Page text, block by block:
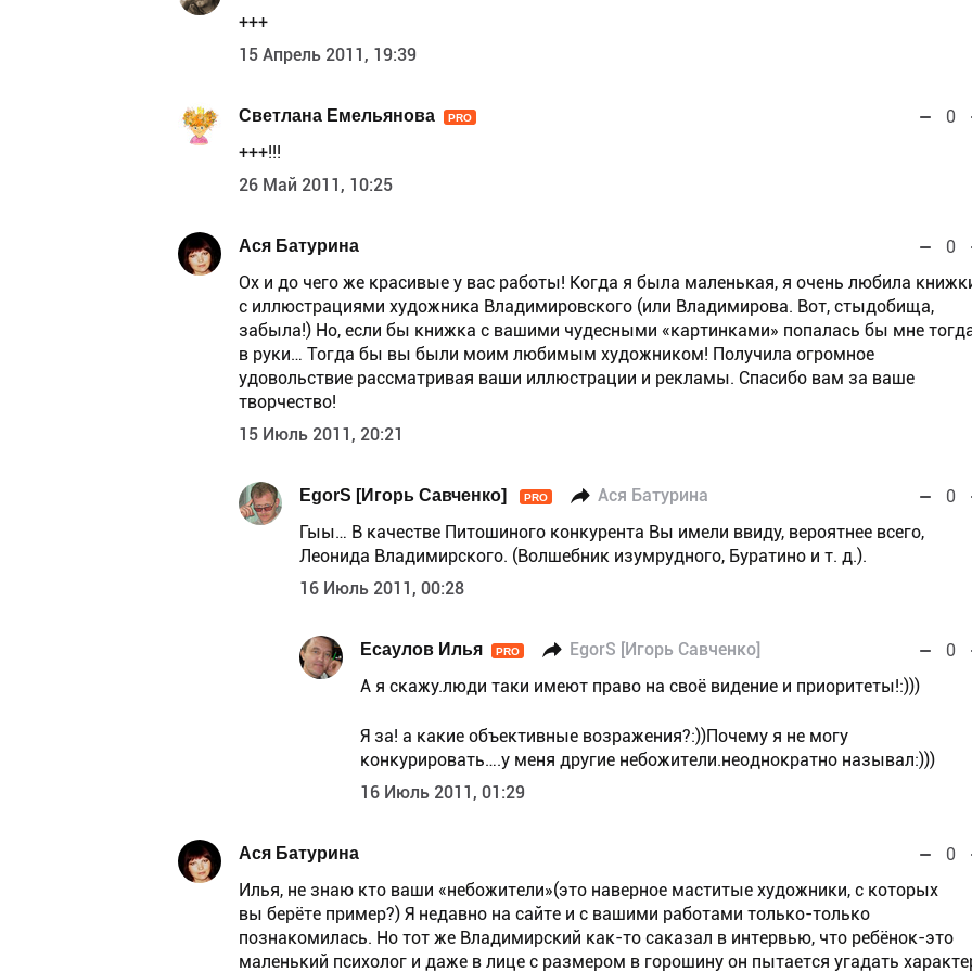
+++
15 Апрель 2011, 19:39
Светлана Емельянова PRO
0
+++!!!
26 Май 2011, 10:25
Ася Батурина
0
Ох и до чего же красивые у вас работы! Когда я была маленькая, я очень любила
с иллюстрациями художника Владимировского (или Владимирова. Вот, стыдобища,
забыла!) Но, если бы книжка с вашими чудесными «картинками» попалась бы мне
в руки… Тогда бы вы были моим любимым художником! Получила огромное
удовольствие рассматривая ваши иллюстрации и рекламы. Спасибо вам за ваше
творчество!
15 Июль 2011, 20:21
EgorS [Игорь Савченко] PRO Ася Батурина
0
Гыы… В качестве Питошиного конкурента Вы имели ввиду, вероятнее всего,
Леонида Владимирского. (Волшебник изумрудного, Буратино и т. д.).
16 Июль 2011, 00:28
Есаулов Илья PRO EgorS [Игорь Савченко]
0
А я скажу.люди таки имеют право на своё видение и приоритеты!:)))
Я за! а какие объективные возражения?:))Почему я не могу
конкурировать….у меня другие небожители.неоднократно называл:)))
16 Июль 2011, 01:29
Ася Батурина
0
Илья, не знаю кто ваши «небожители»(это наверное маститые художники, с которых
вы берёте пример?) Я недавно на сайте и с вашими работами только-только
познакомилась. Но тот же Владимирский как-то саказал в интервью, что ребёнок-это
маленький психолог и даже в лице с размером в горошину он пытается угадать